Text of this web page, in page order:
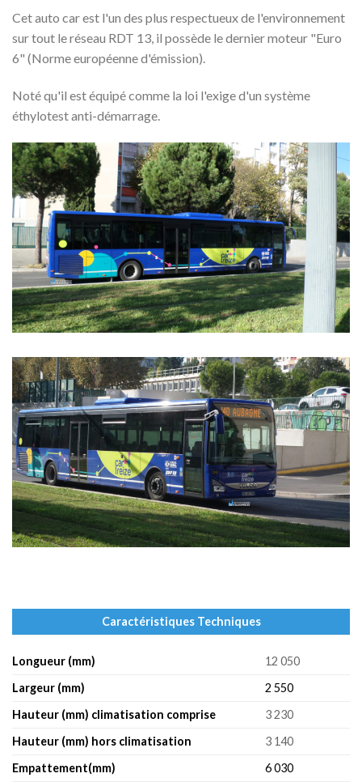
Cet auto car est l'un des plus respectueux de l'environnement
sur tout le réseau RDT 13, il possède le dernier moteur "Euro
6" (Norme européenne d'émission).
Noté qu'il est équipé comme la loi l'exige d'un système
éthylotest anti-démarrage.
Caractéristiques Techniques
Longueur (mm)
12 050
Largeur (mm)
2 550
Hauteur (mm) climatisation comprise
3 230
Hauteur (mm) hors climatisation
3 140
Empattement(mm)
6 030